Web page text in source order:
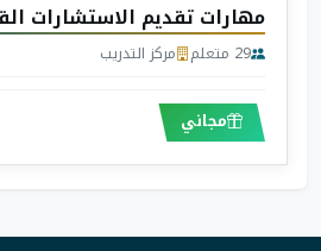
مهارات تقديم الاستشارات
29 متعلم مركز التدريب
مجاني